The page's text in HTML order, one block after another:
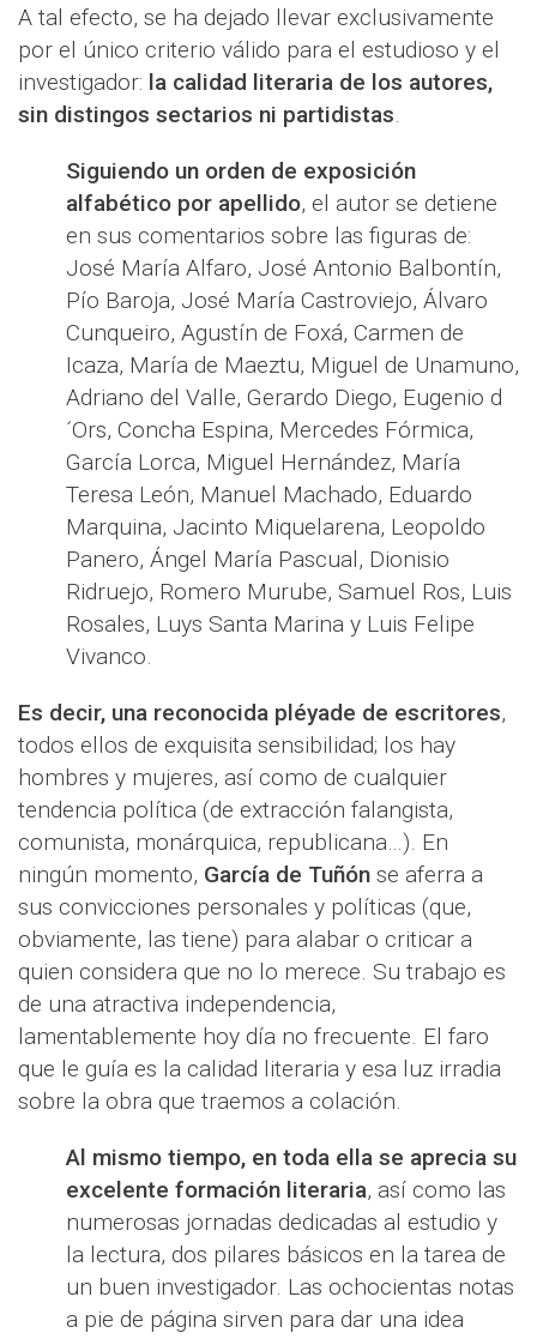
A tal efecto, se ha dejado llevar exclusivamente
por el único criterio válido para el estudioso y el
investigador: la calidad literaria de los autores,
sin distingos sectarios ni partidistas.
Siguiendo un orden de exposición
alfabético por apellido, el autor se detiene
en sus comentarios sobre las figuras de:
José María Alfaro, José Antonio Balbontín,
Pío Baroja, José María Castroviejo, Álvaro
Cunqueiro, Agustín de Foxá, Carmen de
Icaza, María de Maeztu, Miguel de Unamuno,
Adriano del Valle, Gerardo Diego, Eugenio d
´Ors, Concha Espina, Mercedes Fórmica,
García Lorca, Miguel Hernández, María
Teresa León, Manuel Machado, Eduardo
Marquina, Jacinto Miquelarena, Leopoldo
Panero, Ángel María Pascual, Dionisio
Ridruejo, Romero Murube, Samuel Ros, Luis
Rosales, Luys Santa Marina y Luis Felipe
Vivanco.
Es decir, una reconocida pléyade de escritores,
todos ellos de exquisita sensibilidad; los hay
hombres y mujeres, así como de cualquier
tendencia política (de extracción falangista,
comunista, monárquica, republicana…). En
ningún momento, García de Tuñón se aferra a
sus convicciones personales y políticas (que,
obviamente, las tiene) para alabar o criticar a
quien considera que no lo merece. Su trabajo es
de una atractiva independencia,
lamentablemente hoy día no frecuente. El faro
que le guía es la calidad literaria y esa luz irradia
sobre la obra que traemos a colación.
Al mismo tiempo, en toda ella se aprecia su
excelente formación literaria, así como las
numerosas jornadas dedicadas al estudio y
la lectura, dos pilares básicos en la tarea de
un buen investigador. Las ochocientas notas
a pie de página sirven para dar una idea